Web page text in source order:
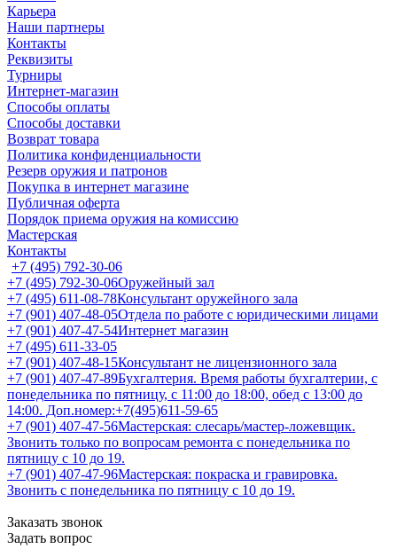
Карьера
Наши партнеры
Контакты
Реквизиты
Турниры
Интернет-магазин
Способы оплаты
Способы доставки
Возврат товара
Политика конфиденциальности
Резерв оружия и патронов
Покупка в интернет магазине
Публичная оферта
Порядок приема оружия на комиссию
Мастерская
Контакты
+7 (495) 792-30-06
+7 (495) 792-30-06Оружейный зал
+7 (495) 611-08-78Консультант оружейного зала
+7 (901) 407-48-05Отдела по работе с юридическими лицами
+7 (901) 407-47-54Интернет магазин
+7 (495) 611-33-05
+7 (901) 407-48-15Консультант не лицензионного зала
+7 (901) 407-47-89Бухгалтерия. Время работы бухгалтерии, с
понедельника по пятницу, с 11:00 до 18:00, обед с 13:00 до
14:00. Доп.номер:+7(495)611-59-65
+7 (901) 407-47-56Мастерская: слесарь/мастер-ложевщик.
Звонить только по вопросам ремонта с понедельника по
пятницу с 10 до 19.
+7 (901) 407-47-96Мастерская: покраска и гравировка.
Звонить с понедельника по пятницу с 10 до 19.
Заказать звонок
Задать вопрос